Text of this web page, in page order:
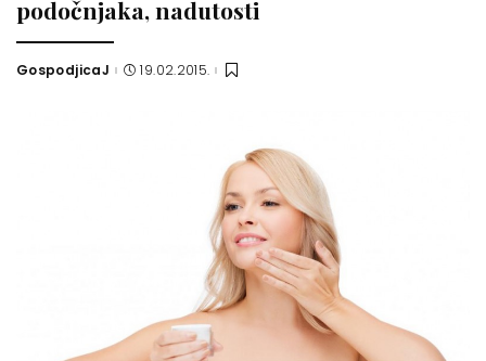
podočnjaka, nadutosti
Posted
GospodjicaJ 19.02.2015.